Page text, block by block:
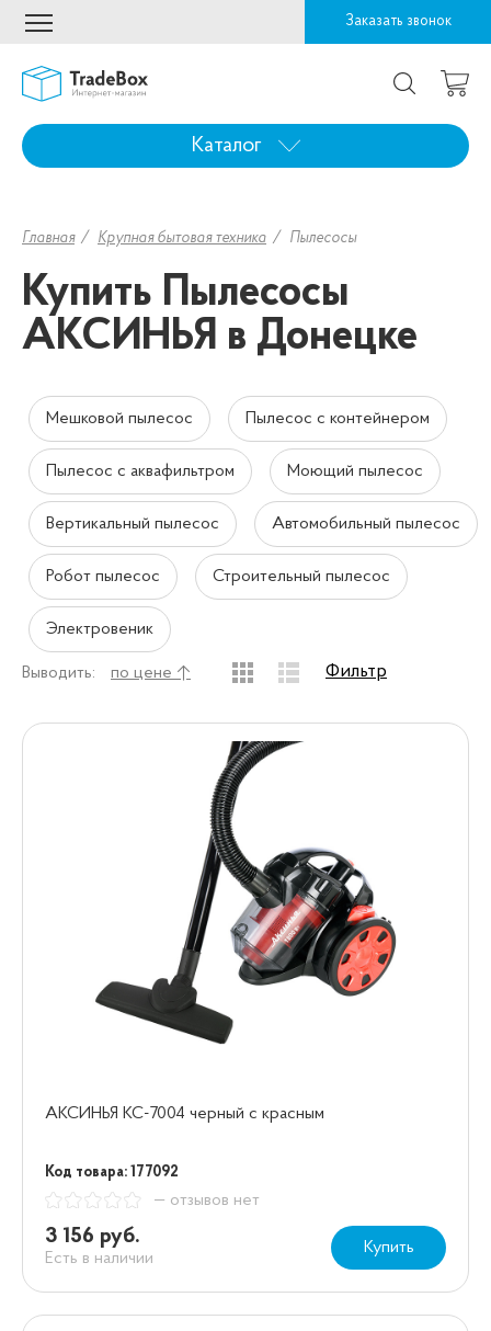
Заказать звонок
Каталог
Главная Крупная бытовая техника Пылесосы
Купить Пылесосы
АКСИНЬЯ в Донецке
Мешковой пылесос Пылесос с контейнером
Пылесос с аквафильтром Моющий пылесос
Вертикальный пылесос Автомобильный пылесос
Робот пылесос Строительный пылесос
Электровеник
Выводить: по цене ↑ Фильтр
АКСИНЬЯ КС-7004 черный с красным
Код товара: 177092
— отзывов нет
3 156 руб.
Есть в наличии
Купить